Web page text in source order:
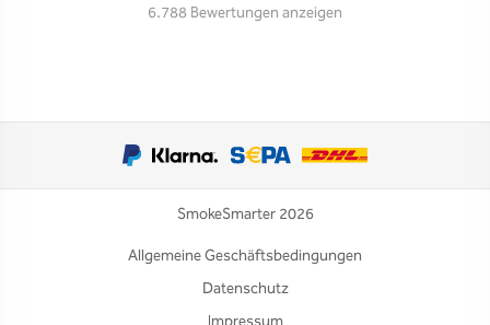
6.788 Bewertungen anzeigen
SmokeSmarter 2026
Allgemeine Geschäftsbedingungen
Datenschutz